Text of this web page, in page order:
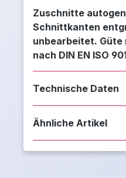
Zuschnitte
Schnittkanten
unbearbeitet. Güte
nach DIN EN ISO
Technische Daten
Ähnliche Artikel